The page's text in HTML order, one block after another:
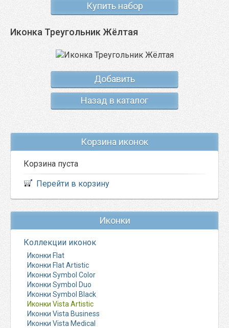
Купить набор
Иконка Треугольник Жёлтая
Добавить
Назад в каталог
Корзина иконок
Корзина пуста
Перейти в корзину
Иконки
Коллекции иконок
Иконки Flat
Иконки Flat Artistic
Иконки Symbol Color
Иконки Symbol Duo
Иконки Symbol Black
Иконки Vista Artistic
Иконки Vista Business
Иконки Vista Medical